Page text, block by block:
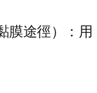
膜途徑）：用